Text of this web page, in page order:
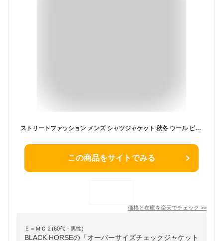
ストリートファッション メンズ シャツジャケット 秋冬 ウール ビッグシルエット オーバーサイズ おしゃれ アウター 韓国服 かっこいい 秋服 冬服 カジュアル BLACK HORSE ブラックホース おうちコーデ
この商品をサイトでみる
価格と在庫を楽天でチェック >>
Ｅ＝ＭＣ２(60代・男性)
BLACK HORSEの「オーバーサイズチェックジャケット